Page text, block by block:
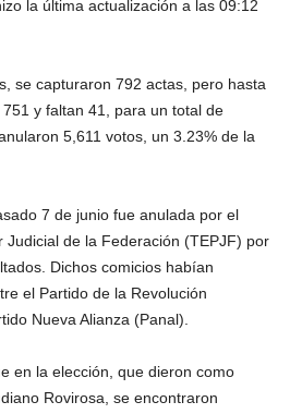
la última actualización a las 09:12
se capturaron 792 actas, pero hasta
y faltan 41, para un total de
5,611 votos, un 3.23% de la
7 de junio fue anulada por el
Judicial de la Federación (TEPJF) por
Dichos comicios habían
el Partido de la Revolución
Nueva Alianza (Panal).
en la elección, que dieron como
Rovirosa, se encontraron